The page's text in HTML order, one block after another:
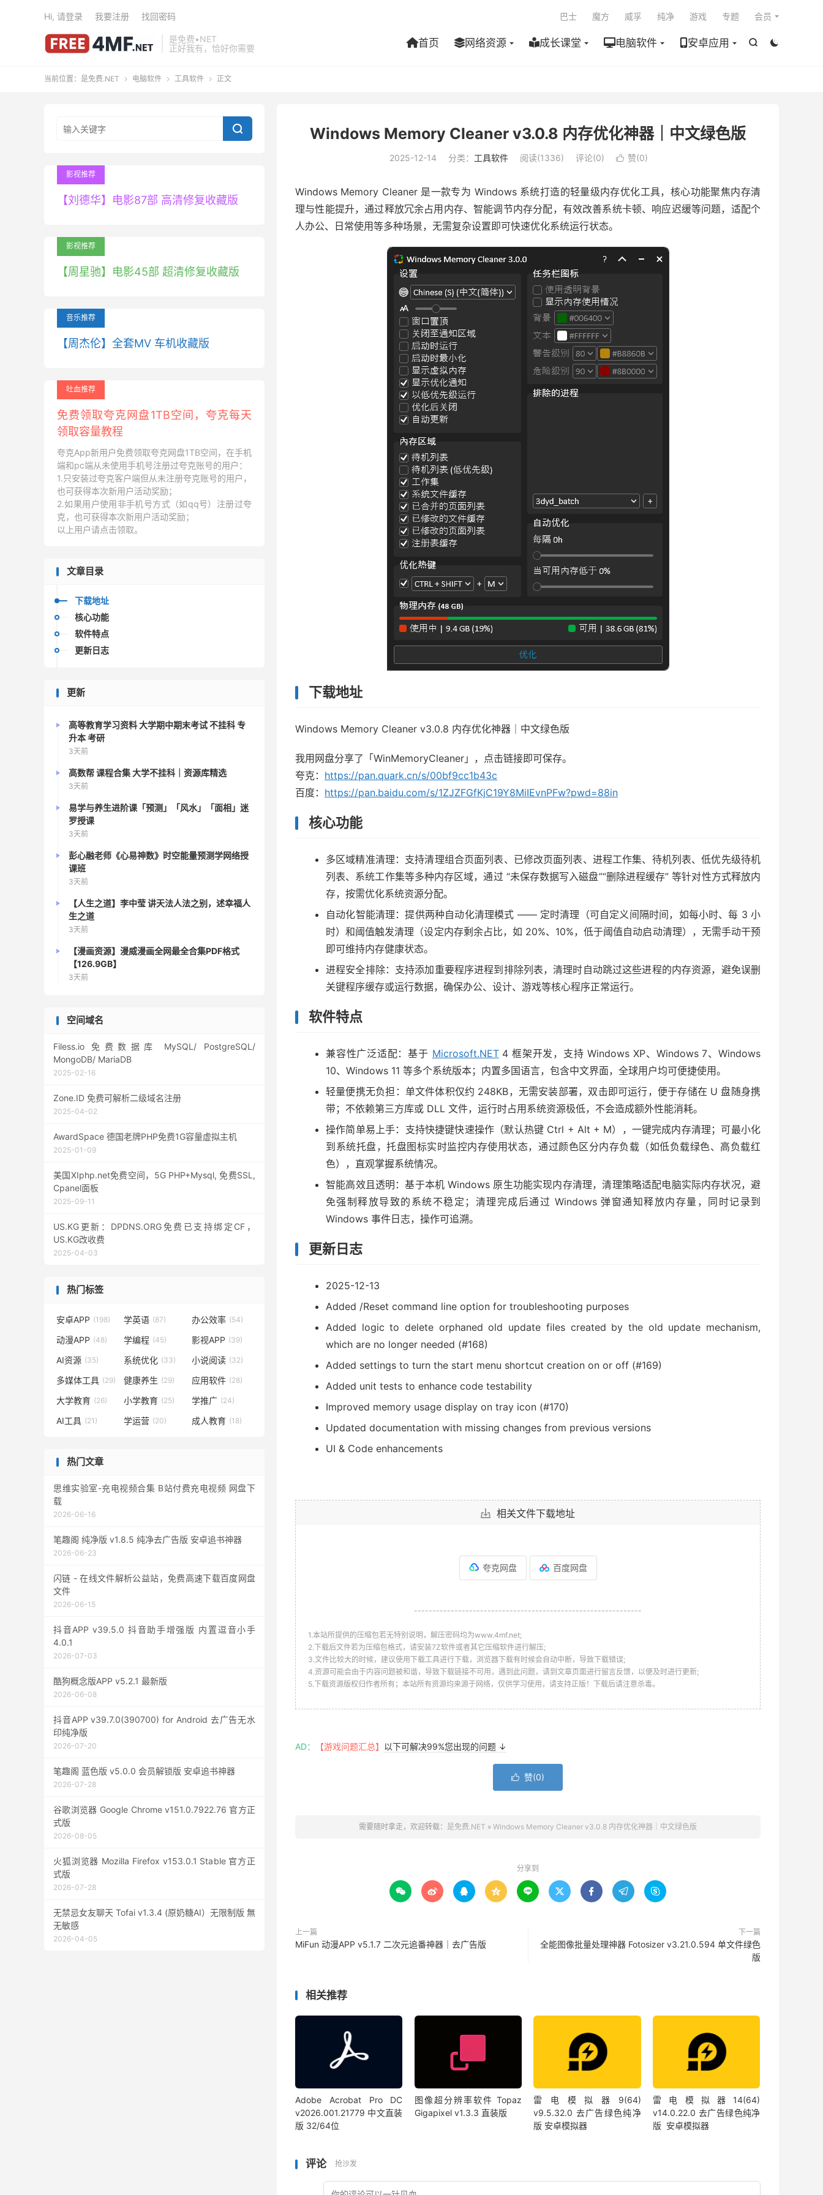
是免费•NET
正好我有，恰好你需要


首页 网络资源 成长课堂 电脑软件 安卓应用
巴士 魔方 威孚 纯净 游戏 专题 会员
Hi, 请登录 我要注册 找回密码
当前位置： 是免费.NET  电脑软件  工具软件  正文
Windows Memory Cleaner v3.0.8 内存优化神器｜中文绿色版
2025-12-14 分类： 工具软件 阅读(1336) 评论(0)  赞(0)
Windows Memory Cleaner 是一款专为 Windows 系统打造的轻量级内存优化工具，核心功能聚焦内存清
理与性能提升，通过释放冗余占用内存、智能调节内存分配，有效改善系统卡顿、响应迟缓等问题，适配个
人办公、日常使用等多种场景，无需复杂设置即可快速优化系统运行状态。
下载地址
Windows Memory Cleaner v3.0.8 内存优化神器｜中文绿色版
我用网盘分享了「WinMemoryCleaner」，点击链接即可保存。
夸克： https://pan.quark.cn/s/00bf9cc1b43c
百度： https://pan.baidu.com/s/1ZJZFGfKjC19Y8MiIEvnPFw?pwd=88in
核心功能
多区域精准清理：支持清理组合页面列表、已修改页面列表、进程工作集、待机列表、低优先级待机
列表、系统工作集等多种内存区域，通过 “未保存数据写入磁盘”“删除进程缓存” 等针对性方式释放内
存，按需优化系统资源分配。
自动化智能清理：提供两种自动化清理模式 —— 定时清理（可自定义间隔时间，如每小时、每 3 小
时）和阈值触发清理（设定内存剩余占比，如 20%、10%，低于阈值自动启动清理），无需手动干预
即可维持内存健康状态。
进程安全排除：支持添加重要程序进程到排除列表，清理时自动跳过这些进程的内存资源，避免误删
关键程序缓存或运行数据，确保办公、设计、游戏等核心程序正常运行。
软件特点
兼容性广泛适配：基于 Microsoft.NET4 框架开发，支持 Windows XP、Windows 7、Windows
10、Windows 11 等多个系统版本；内置多国语言，包含中文界面，全球用户均可便捷使用。
轻量便携无负担：单文件体积仅约 248KB，无需安装部署，双击即可运行，便于存储在 U 盘随身携
带；不依赖第三方库或 DLL 文件，运行时占用系统资源极低，不会造成额外性能消耗。
操作简单易上手：支持快捷键快速操作（默认热键 Ctrl + Alt + M），一键完成内存清理；可最小化
到系统托盘，托盘图标实时监控内存使用状态，通过颜色区分内存负载（如低负载绿色、高负载红
色），直观掌握系统情况。
智能高效且透明：基于本机 Windows 原生功能实现内存清理，清理策略适配电脑实际内存状况，避
免强制释放导致的系统不稳定；清理完成后通过 Windows 弹窗通知释放内存量，同时记录到
Windows 事件日志，操作可追溯。
更新日志
2025-12-13
Added /Reset command line option for troubleshooting purposes
Added logic to delete orphaned old update files created by the old update mechanism,
which are no longer needed (#168)
Added settings to turn the start menu shortcut creation on or off (#169)
Added unit tests to enhance code testability
Improved memory usage display on tray icon (#170)
Updated documentation with missing changes from previous versions
UI & Code enhancements
相关文件下载地址
夸克网盘 百度网盘
--------------------------------------------------------------
1.本站所提供的压缩包若无特别说明，解压密码均为www.4mf.net;
2.下载后文件若为压缩包格式，请安装7Z软件或者其它压缩软件进行解压;
3.文件比较大的时候，建议使用下载工具进行下载，浏览器下载有时候会自动中断，导致下载错误;
4.资源可能会由于内容问题被和谐，导致下载链接不可用，遇到此问题，请到文章页面进行留言反馈，以便及时进行更新;
5.下载资源版权归作者所有；本站所有资源均来源于网络，仅供学习使用，请支持正版！下载后请注意杀毒。
AD： 【游戏问题汇总】 以下可解决99%您出现的问题 ↓
 赞(0)
需要随时拿走，欢迎转载： 是免费.NET » Windows Memory Cleaner v3.0.8 内存优化神器｜中文绿色版
分享到
        
上一篇
MiFun 动漫APP v5.1.7 二次元追番神器｜去广告版
下一篇
全能图像批量处理神器 Fotosizer v3.21.0.594 单文件绿色
版
相关推荐
Adobe Acrobat Pro DC
v2026.001.21779 中文直装
版 32/64位
图像超分辨率软件 Topaz
Gigapixel v1.3.3 直装版
雷电模拟器9(64)
v9.5.32.0 去广告绿色纯净
版 安卓模拟器
雷电模拟器14(64)
v14.0.22.0 去广告绿色纯净
版 安卓模拟器
评论 抢沙发

影视推荐
【刘德华】电影87部 高清修复收藏版
影视推荐
【周星驰】电影45部 超清修复收藏版
音乐推荐
【周杰伦】全套MV 车机收藏版
吐血推荐
免费领取夸克网盘1TB空间，夸克每天
领取容量教程
夸克App新用户免费领取夸克网盘1TB空间，在手机
端和pc端从未使用手机号注册过夸克账号的用户：
1.只安装过夸克客户端但从未注册夸克账号的用户，
也可获得本次新用户活动奖励；
2.如果用户使用非手机号方式（如qq号）注册过夸
克，也可获得本次新用户活动奖励；
以上用户请点击领取。
文章目录
下载地址
核心功能
软件特点
更新日志
更新
高等教育学习资料 大学期中期末考试 不挂科 专
升本 考研
3天前
高数帮 课程合集 大学不挂科｜资源库精选
3天前
易学与养生进阶课「预测」「风水」「面相」迷
罗授课
3天前
彭心融老师《心易神数》时空能量预测学网络授
课班
3天前
【人生之道】李中莹 讲天法人法之别，述幸福人
生之道
3天前
【漫画资源】漫威漫画全网最全合集PDF格式
【126.9GB】
3天前
空间域名
Filess.io 免费数据库 MySQL/ PostgreSQL/
MongoDB/ MariaDB
2025-02-16
Zone.ID 免费可解析二级域名注册
2025-04-02
AwardSpace 德国老牌PHP免费1G容量虚拟主机
2025-01-09
美国XIphp.net免费空间，5G PHP+Mysql, 免费SSL,
Cpanel面板
2025-09-11
US.KG更新：DPDNS.ORG免费已支持绑定CF，
US.KG改收费
2025-04-03
热门标签
安卓APP (198) 学英语 (87) 办公效率 (54)
动漫APP (48) 学编程 (45) 影视APP (39)
AI资源 (35) 系统优化 (33) 小说阅读 (32)
多媒体工具 (29) 健康养生 (29) 应用软件 (28)
大学教育 (26) 小学教育 (25) 学推广 (24)
AI工具 (21) 学运营 (20) 成人教育 (18)
热门文章
思维实验室-充电视频合集 B站付费充电视频 网盘下
载
2026-06-16
笔趣阁 纯净版 v1.8.5 纯净去广告版 安卓追书神器
2026-06-23
闪链 - 在线文件解析公益站，免费高速下载百度网盘
文件
2026-06-15
抖音APP v39.5.0 抖音助手增强版 内置逗音小手
4.0.1
2026-07-03
酷狗概念版APP v5.2.1 最新版
2026-06-08
抖音APP v39.7.0(390700) for Android 去广告无水
印纯净版
2026-07-20
笔趣阁 蓝色版 v5.0.0 会员解锁版 安卓追书神器
2026-07-28
谷歌浏览器 Google Chrome v151.0.7922.76 官方正
式版
2026-08-05
火狐浏览器 Mozilla Firefox v153.0.1 Stable 官方正
式版
2026-07-28
无禁忌女友聊天 Tofai v1.3.4 (原奶糖AI）无限制版 無
无敏感
2026-04-05